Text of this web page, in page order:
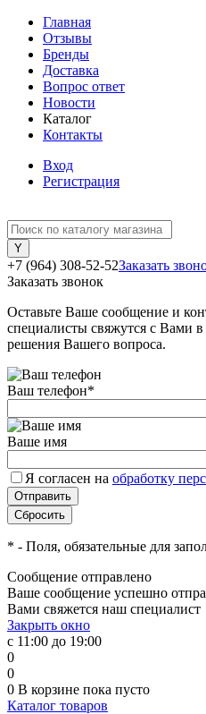
Главная
Отзывы
Бренды
Доставка
Вопрос ответ
Новости
Каталог
Контакты
Вход
Регистрация
+7 (964) 308-52-52Заказать
Заказать звонок
Оставьте Ваше сообщение и
специалисты свяжутся с Вами
решения Вашего вопроса.
Ваш телефон*
Ваше имя
Я согласен на обработку
* - Поля, обязательные для
Сообщение отправлено
Ваше сообщение успешно
Вами свяжется наш специалист
Закрыть окно
с 11:00 до 19:00
0
0
0 В корзине пока пусто
Каталог товаров